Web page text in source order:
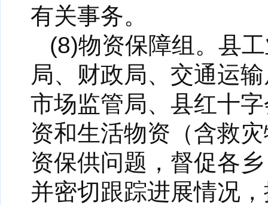
有关事务。
(8)物资保障组。县
局、财政局、交通运
市场监管局、县红十
资和生活物资（含救
资保供问题，督促各
并密切跟踪进展情况